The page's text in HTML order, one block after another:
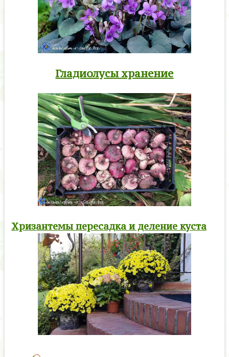
Гладиолусы хранение
Хризантемы пересадка и деление куста